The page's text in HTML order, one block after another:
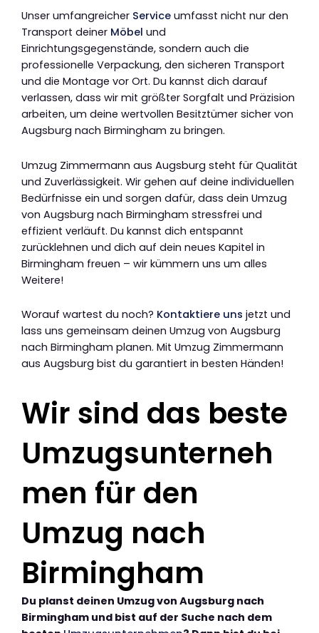
Unser umfangreicher Service umfasst nicht nur den
Transport deiner Möbel und
Einrichtungsgegenstände, sondern auch die
professionelle Verpackung, den sicheren Transport
und die Montage vor Ort. Du kannst dich darauf
verlassen, dass wir mit größter Sorgfalt und Präzision
arbeiten, um deine wertvollen Besitztümer sicher von
Augsburg nach Birmingham zu bringen.
Umzug Zimmermann aus Augsburg steht für Qualität
und Zuverlässigkeit. Wir gehen auf deine individuellen
Bedürfnisse ein und sorgen dafür, dass dein Umzug
von Augsburg nach Birmingham stressfrei und
effizient verläuft. Du kannst dich entspannt
zurücklehnen und dich auf dein neues Kapitel in
Birmingham freuen – wir kümmern uns um alles
Weitere!
Worauf wartest du noch? Kontaktiere uns jetzt und
lass uns gemeinsam deinen Umzug von Augsburg
nach Birmingham planen. Mit Umzug Zimmermann
aus Augsburg bist du garantiert in besten Händen!
Wir sind das beste
Umzugsunterneh
men für den
Umzug nach
Birmingham
Du planst deinen Umzug von Augsburg nach
Birmingham und bist auf der Suche nach dem